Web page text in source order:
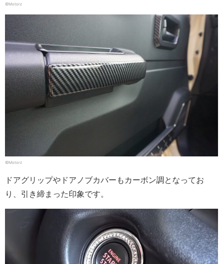
©Motorz
©Motorz
ドアグリップやドアノブカバーもカーボン調となってお
り、引き締まった印象です。